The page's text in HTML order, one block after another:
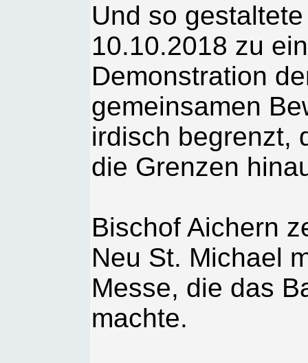
Und so
10.10.2018 zu
Demonstration
gemeinsamen
irdisch begrenzt,
die Grenzen
Bischof Aichern
Neu St. Michael
Messe, die das
machte.